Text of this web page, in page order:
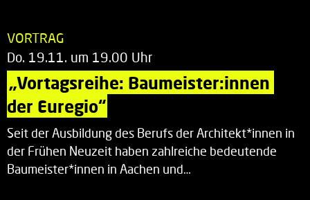
VORTRAG
Do. 19.11. um 19.00 Uhr
„Vortagsreihe: Baumeister:innen
der Euregio“
Seit der Ausbildung des Berufs der Architekt*innen in
der Frühen Neuzeit haben zahlreiche bedeutende
Baumeister*innen in Aachen und…